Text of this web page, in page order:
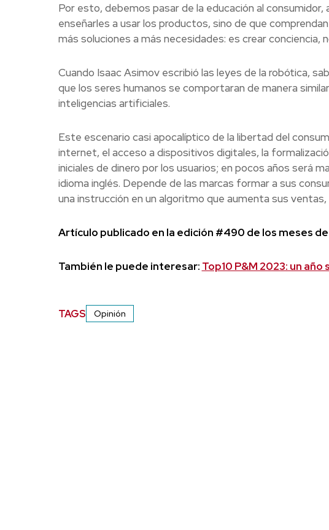
Por esto, debemos pasar de la educación al
enseñarles a usar los productos, sino de que
más soluciones a más necesidades: es crear conciencia,
Cuando Isaac Asimov escribió las leyes de la robótica,
que los seres humanos se comportaran de manera
inteligencias artificiales.
Este escenario casi apocalíptico de la libertad del
internet, el acceso a dispositivos digitales, la
iniciales de dinero por los usuarios; en pocos años será
idioma inglés. Depende de las marcas formar a sus
una instrucción en un algoritmo que aumenta sus
Artículo publicado en la edición #490 de los meses
También le puede interesar: Top10 P&M 2023: un año
TAGS Opinión